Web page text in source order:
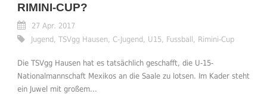
RIMINI-CUP?
27 Apr. 2017
Jugend, TSVgg Hausen, C-Jugend, U15, Fussball, Rimini-Cup
Die TSVgg Hausen hat es tatsächlich geschafft, die U-15-
Nationalmannschaft Mexikos an die Saale zu lotsen. Im Kader steht
ein Juwel mit großem...